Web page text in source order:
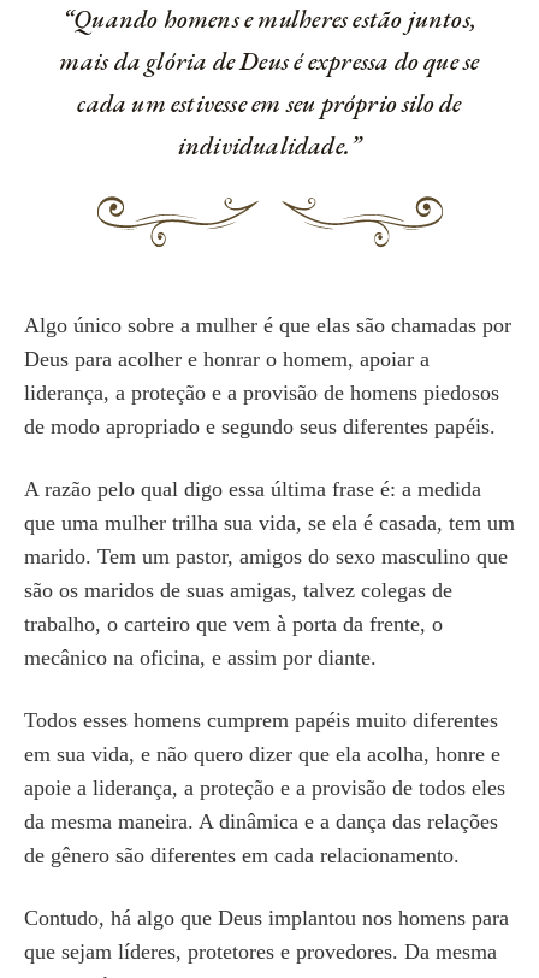
“Quando homens e mulheres estão juntos,
mais da glória de Deus é expressa do que se
cada um estivesse em seu próprio silo de
individualidade.”
Algo único sobre a mulher é que elas são chamadas por
Deus para acolher e honrar o homem, apoiar a
liderança, a proteção e a provisão de homens piedosos
de modo apropriado e segundo seus diferentes papéis.
A razão pelo qual digo essa última frase é: a medida
que uma mulher trilha sua vida, se ela é casada, tem um
marido. Tem um pastor, amigos do sexo masculino que
são os maridos de suas amigas, talvez colegas de
trabalho, o carteiro que vem à porta da frente, o
mecânico na oficina, e assim por diante.
Todos esses homens cumprem papéis muito diferentes
em sua vida, e não quero dizer que ela acolha, honre e
apoie a liderança, a proteção e a provisão de todos eles
da mesma maneira. A dinâmica e a dança das relações
de gênero são diferentes em cada relacionamento.
Contudo, há algo que Deus implantou nos homens para
que sejam líderes, protetores e provedores. Da mesma